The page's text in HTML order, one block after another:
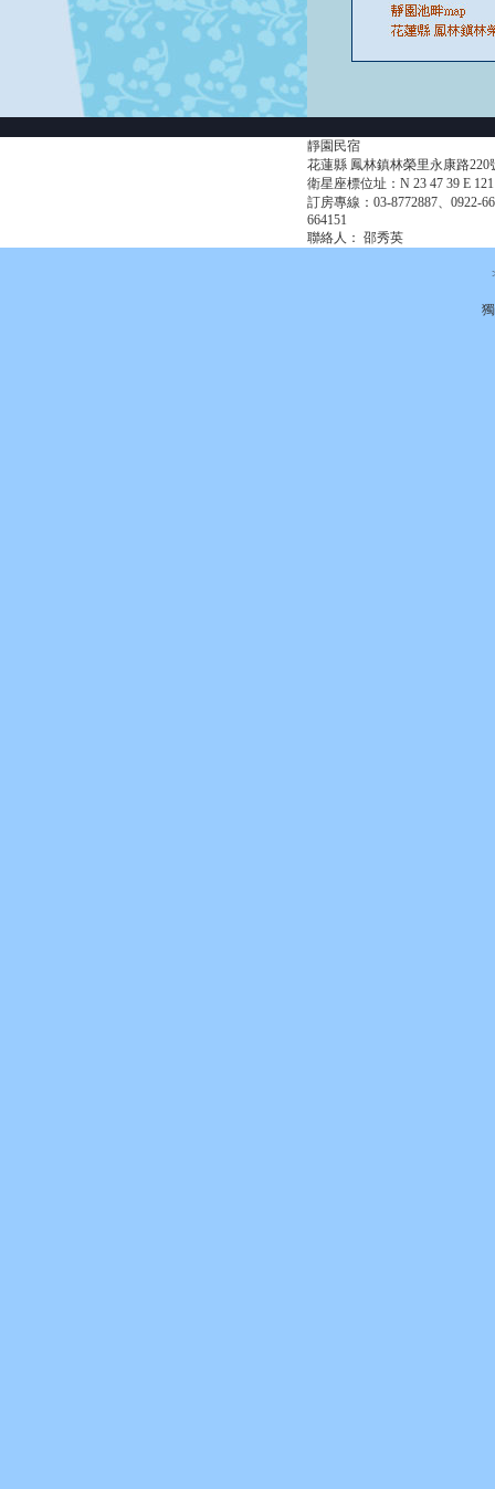
靜園民宿
花蓮縣 鳳林鎮林榮里永康路220
衛星座標位址：N 23 47 39 E
訂房專線：03-8772887、0922-
664151
聯絡人： 邵秀英